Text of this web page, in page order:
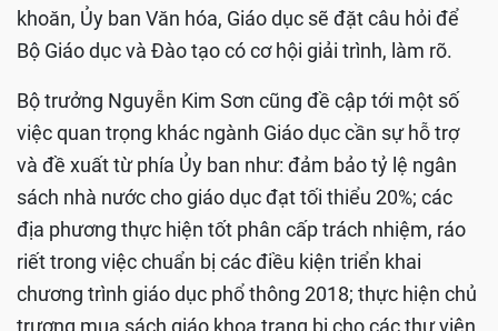
khoăn, Ủy ban Văn hóa, Giáo dục sẽ đặt câu hỏi để
Bộ Giáo dục và Đào tạo có cơ hội giải trình, làm rõ.
Bộ trưởng Nguyễn Kim Sơn cũng đề cập tới một số
việc quan trọng khác ngành Giáo dục cần sự hỗ trợ
và đề xuất từ phía Ủy ban như: đảm bảo tỷ lệ ngân
sách nhà nước cho giáo dục đạt tối thiểu 20%; các
địa phương thực hiện tốt phân cấp trách nhiệm, ráo
riết trong việc chuẩn bị các điều kiện triển khai
chương trình giáo dục phổ thông 2018; thực hiện chủ